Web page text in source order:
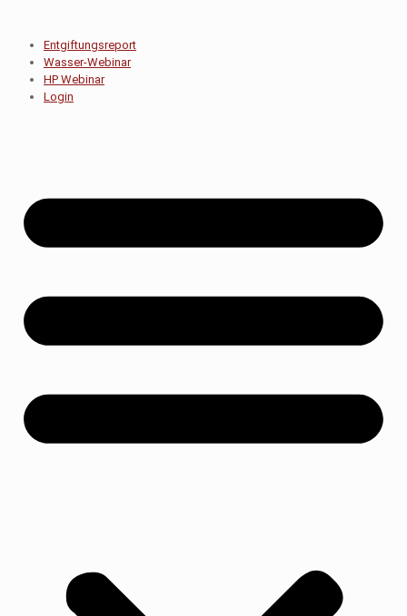
Entgiftungsreport
Wasser-Webinar
HP Webinar
Login